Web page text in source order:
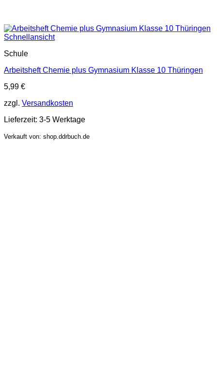
Schnellansicht
Schule
Arbeitsheft Chemie plus Gymnasium Klasse 10 Thüringen
5,99 €
zzgl. Versandkosten
Lieferzeit: 3-5 Werktage
Verkauft von: shop.ddrbuch.de